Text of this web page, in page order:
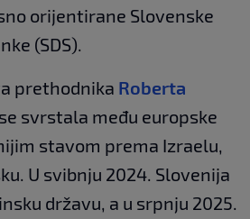
orijentirane Slovenske
(SDS).
prethodnika Roberta
svrstala među europske
stavom prema Izraelu,
U svibnju 2024. Slovenija
državu, a u srpnju 2025.